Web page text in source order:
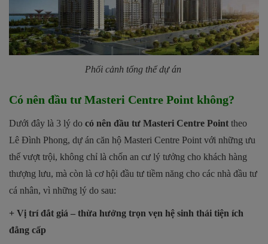
Phối cảnh tổng thể dự án
Có nên đầu tư Masteri Centre Point không?
Dưới đây là 3 lý do có nên đầu tư Masteri Centre Point theo
Lê Đình Phong, dự án căn hộ Masteri Centre Point với những ưu
thế vượt trội, không chỉ là chốn an cư lý tưởng cho khách hàng
thượng lưu, mà còn là cơ hội đầu tư tiềm năng cho các nhà đầu tư
cá nhân, vì những lý do sau:
+ Vị trí đắt giá – thừa hưởng trọn vẹn hệ sinh thái tiện ích
đẳng cấp